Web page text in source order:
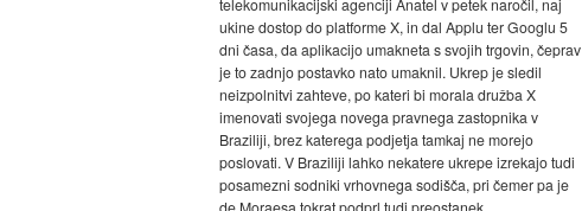
ukine dostop do platforme X, in dal Applu ter Googlu 5
dni časa, da aplikacijo umakneta s svojih trgovin, čeprav
je to zadnjo postavko nato umaknil. Ukrep je sledil
neizpolnitvi zahteve, po kateri bi morala družba X
imenovati svojega novega pravnega zastopnika v
Braziliji, brez katerega podjetja tamkaj ne morejo
poslovati. V Braziliji lahko nekatere ukrepe izrekajo tudi
posamezni sodniki vrhovnega sodišča, pri čemer pa je
de Moraesa tokratpodprl tudi preostanek